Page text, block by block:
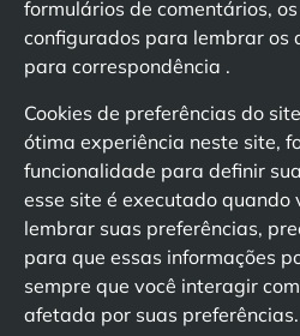
formulários de comentários,
configurados para lembrar os
para correspondência .
Cookies de preferências do
ótima experiência neste site,
funcionalidade para definir
esse site é executado quando
lembrar suas preferências,
para que essas informações
sempre que você interagir
afetada por suas preferências.